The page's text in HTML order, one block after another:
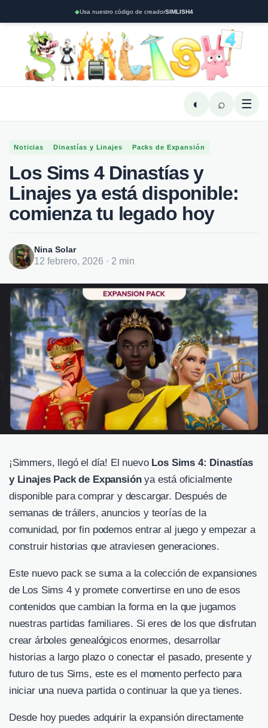
◆Usa nuestro código de creadorSIMLISH4
◐ ⌕ ☰
Noticias Dinastías y Linajes Packs de Expansión
Los Sims 4 Dinastías y
Linajes ya está disponible:
comienza tu legado hoy
Nina Solar
12 febrero, 2026 · 2 min
¡Simmers, llegó el día! El nuevo Los Sims 4: Dinastías
y Linajes Pack de Expansiónya está oficialmente
disponible para comprar y descargar. Después de
semanas de tráilers, anuncios y teorías de la
comunidad, por fin podemos entrar al juego y empezar a
construir historias que atraviesen generaciones.
Este nuevo pack se suma a la colección de expansiones
de Los Sims 4 y promete convertirse en uno de esos
contenidos que cambian la forma en la que jugamos
nuestras partidas familiares. Si eres de los que disfrutan
crear árboles genealógicos enormes, desarrollar
historias a largo plazo o conectar el pasado, presente y
futuro de tus Sims, este es el momento perfecto para
iniciar una nueva partida o continuar la que ya tienes.
Desde hoy puedes adquirir la expansión directamente